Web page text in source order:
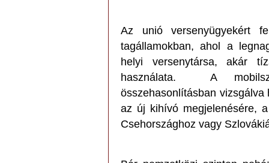
Az unió versenyügyekért
tagállamokban, ahol a
helyi versenytársa, akár
használata. A
összehasonlításban
az új kihívó megjelenésére,
Csehországhoz vagy